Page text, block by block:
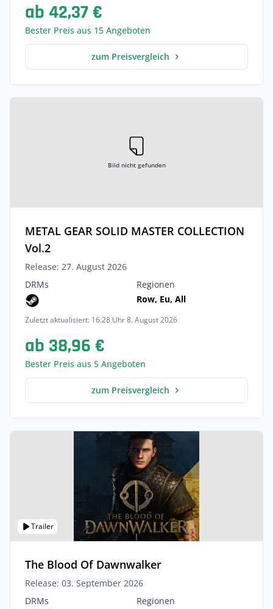
ab 42,37 €
Bester Preis aus 15 Angeboten
zum Preisvergleich
Bild nicht gefunden
METAL GEAR SOLID MASTER COLLECTION
Vol.2
Release: 27. August 2026
DRMs
Regionen
Row, Eu, All
Zuletzt aktualisiert: 16:28 Uhr 8. August 2026
ab 38,96 €
Bester Preis aus 5 Angeboten
zum Preisvergleich
Trailer
The Blood Of Dawnwalker
Release: 03. September 2026
DRMs
Regionen